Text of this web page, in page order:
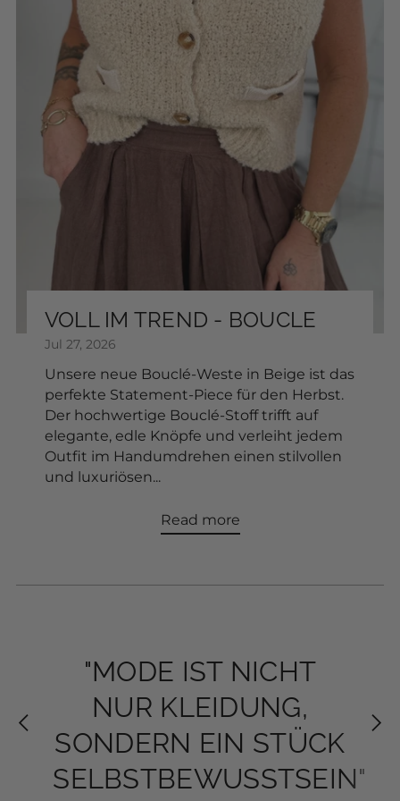
Modal text
Leather tie belt
SKU: 2601415
$22.33
COLOR:
FARBE:
Add to Cart
VOLL IM TREND - BOUCLE
Jul 27, 2026
Unsere neue Bouclé-Weste in Beige ist das
perfekte Statement-Piece für den Herbst.
Der hochwertige Bouclé-Stoff trifft auf
elegante, edle Knöpfe und verleiht jedem
Outfit im Handumdrehen einen stilvollen
und luxuriösen...
Read more
"DEIN STIL ERZÄHLT
DEINE GESCHICHTE-
JEDEN TAG NEU"
"MODE IST NICHT
NUR KLEIDUNG,
SONDERN EIN STÜCK
SELBSTBEWUSSTSEIN"
"DEIN STIL ERZÄHLT
DEINE GESCHICHTE-
JEDEN TAG NEU"
"MODE IST NICHT
NUR KLEIDUNG,
SONDERN EIN STÜCK
SELBSTBEWUSSTSEIN"